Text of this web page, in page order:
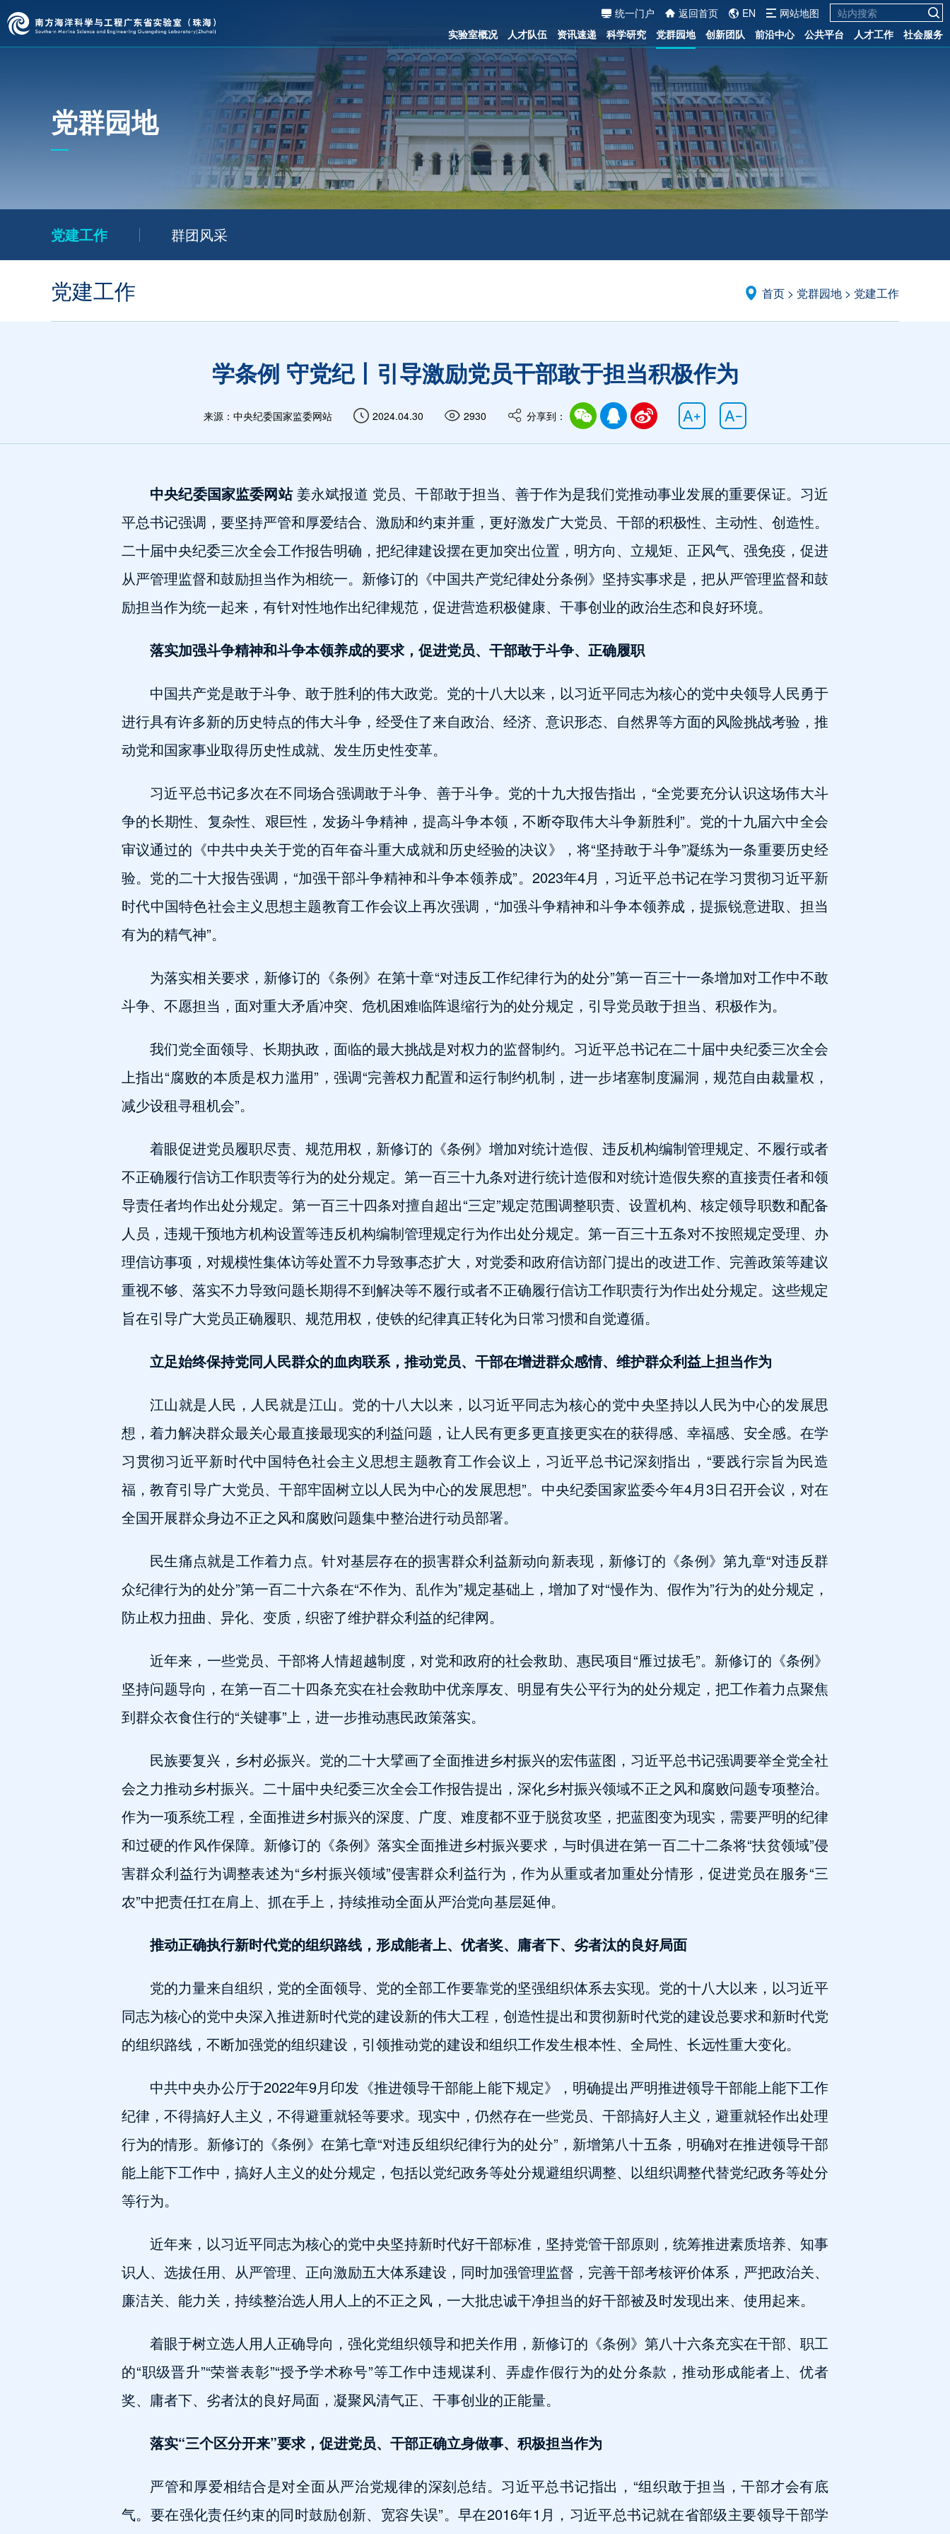
统一门户 返回首页 EN
网站地图
实验室概况
人才队伍 资讯速递 科学研究 党群园地 创新团队 前沿中心 公共平台 人才工作 社会服务
党群园地
党建工作 群团风采
党建工作 首页 > 党群园地 > 党建工作
学条例 守党纪丨引导激励党员干部敢于担当积极作为
来源：中央纪委国家监委网站 2024.04.30 2930 分享到：
中央纪委国家监委网站姜永斌报道 党员、干部敢于担当、善于作为是我们党推动事业发展的重要保证。习近
平总书记强调，要坚持严管和厚爱结合、激励和约束并重，更好激发广大党员、干部的积极性、主动性、创造性。
二十届中央纪委三次全会工作报告明确，把纪律建设摆在更加突出位置，明方向、立规矩、正风气、强免疫，促进
从严管理监督和鼓励担当作为相统一。新修订的《中国共产党纪律处分条例》坚持实事求是，把从严管理监督和鼓
励担当作为统一起来，有针对性地作出纪律规范，促进营造积极健康、干事创业的政治生态和良好环境。
落实加强斗争精神和斗争本领养成的要求，促进党员、干部敢于斗争、正确履职
中国共产党是敢于斗争、敢于胜利的伟大政党。党的十八大以来，以习近平同志为核心的党中央领导人民勇于
进行具有许多新的历史特点的伟大斗争，经受住了来自政治、经济、意识形态、自然界等方面的风险挑战考验，推
动党和国家事业取得历史性成就、发生历史性变革。
习近平总书记多次在不同场合强调敢于斗争、善于斗争。党的十九大报告指出，“全党要充分认识这场伟大斗
争的长期性、复杂性、艰巨性，发扬斗争精神，提高斗争本领，不断夺取伟大斗争新胜利”。党的十九届六中全会
审议通过的《中共中央关于党的百年奋斗重大成就和历史经验的决议》，将“坚持敢于斗争”凝练为一条重要历史经
验。党的二十大报告强调，“加强干部斗争精神和斗争本领养成”。2023年4月，习近平总书记在学习贯彻习近平新
时代中国特色社会主义思想主题教育工作会议上再次强调，“加强斗争精神和斗争本领养成，提振锐意进取、担当
有为的精气神”。
为落实相关要求，新修订的《条例》在第十章“对违反工作纪律行为的处分”第一百三十一条增加对工作中不敢
斗争、不愿担当，面对重大矛盾冲突、危机困难临阵退缩行为的处分规定，引导党员敢于担当、积极作为。
我们党全面领导、长期执政，面临的最大挑战是对权力的监督制约。习近平总书记在二十届中央纪委三次全会
上指出“腐败的本质是权力滥用”，强调“完善权力配置和运行制约机制，进一步堵塞制度漏洞，规范自由裁量权，
减少设租寻租机会”。
着眼促进党员履职尽责、规范用权，新修订的《条例》增加对统计造假、违反机构编制管理规定、不履行或者
不正确履行信访工作职责等行为的处分规定。第一百三十九条对进行统计造假和对统计造假失察的直接责任者和领
导责任者均作出处分规定。第一百三十四条对擅自超出“三定”规定范围调整职责、设置机构、核定领导职数和配备
人员，违规干预地方机构设置等违反机构编制管理规定行为作出处分规定。第一百三十五条对不按照规定受理、办
理信访事项，对规模性集体访等处置不力导致事态扩大，对党委和政府信访部门提出的改进工作、完善政策等建议
重视不够、落实不力导致问题长期得不到解决等不履行或者不正确履行信访工作职责行为作出处分规定。这些规定
旨在引导广大党员正确履职、规范用权，使铁的纪律真正转化为日常习惯和自觉遵循。
立足始终保持党同人民群众的血肉联系，推动党员、干部在增进群众感情、维护群众利益上担当作为
江山就是人民，人民就是江山。党的十八大以来，以习近平同志为核心的党中央坚持以人民为中心的发展思
想，着力解决群众最关心最直接最现实的利益问题，让人民有更多更直接更实在的获得感、幸福感、安全感。在学
习贯彻习近平新时代中国特色社会主义思想主题教育工作会议上，习近平总书记深刻指出，“要践行宗旨为民造
福，教育引导广大党员、干部牢固树立以人民为中心的发展思想”。中央纪委国家监委今年4月3日召开会议，对在
全国开展群众身边不正之风和腐败问题集中整治进行动员部署。
民生痛点就是工作着力点。针对基层存在的损害群众利益新动向新表现，新修订的《条例》第九章“对违反群
众纪律行为的处分”第一百二十六条在“不作为、乱作为”规定基础上，增加了对“慢作为、假作为”行为的处分规定，
防止权力扭曲、异化、变质，织密了维护群众利益的纪律网。
近年来，一些党员、干部将人情超越制度，对党和政府的社会救助、惠民项目“雁过拔毛”。新修订的《条例》
坚持问题导向，在第一百二十四条充实在社会救助中优亲厚友、明显有失公平行为的处分规定，把工作着力点聚焦
到群众衣食住行的“关键事”上，进一步推动惠民政策落实。
民族要复兴，乡村必振兴。党的二十大擘画了全面推进乡村振兴的宏伟蓝图，习近平总书记强调要举全党全社
会之力推动乡村振兴。二十届中央纪委三次全会工作报告提出，深化乡村振兴领域不正之风和腐败问题专项整治。
作为一项系统工程，全面推进乡村振兴的深度、广度、难度都不亚于脱贫攻坚，把蓝图变为现实，需要严明的纪律
和过硬的作风作保障。新修订的《条例》落实全面推进乡村振兴要求，与时俱进在第一百二十二条将“扶贫领域”侵
害群众利益行为调整表述为“乡村振兴领域”侵害群众利益行为，作为从重或者加重处分情形，促进党员在服务“三
农”中把责任扛在肩上、抓在手上，持续推动全面从严治党向基层延伸。
推动正确执行新时代党的组织路线，形成能者上、优者奖、庸者下、劣者汰的良好局面
党的力量来自组织，党的全面领导、党的全部工作要靠党的坚强组织体系去实现。党的十八大以来，以习近平
同志为核心的党中央深入推进新时代党的建设新的伟大工程，创造性提出和贯彻新时代党的建设总要求和新时代党
的组织路线，不断加强党的组织建设，引领推动党的建设和组织工作发生根本性、全局性、长远性重大变化。
中共中央办公厅于2022年9月印发《推进领导干部能上能下规定》，明确提出严明推进领导干部能上能下工作
纪律，不得搞好人主义，不得避重就轻等要求。现实中，仍然存在一些党员、干部搞好人主义，避重就轻作出处理
行为的情形。新修订的《条例》在第七章“对违反组织纪律行为的处分”，新增第八十五条，明确对在推进领导干部
能上能下工作中，搞好人主义的处分规定，包括以党纪政务等处分规避组织调整、以组织调整代替党纪政务等处分
等行为。
近年来，以习近平同志为核心的党中央坚持新时代好干部标准，坚持党管干部原则，统筹推进素质培养、知事
识人、选拔任用、从严管理、正向激励五大体系建设，同时加强管理监督，完善干部考核评价体系，严把政治关、
廉洁关、能力关，持续整治选人用人上的不正之风，一大批忠诚干净担当的好干部被及时发现出来、使用起来。
着眼于树立选人用人正确导向，强化党组织领导和把关作用，新修订的《条例》第八十六条充实在干部、职工
的“职级晋升”“荣誉表彰”“授予学术称号”等工作中违规谋利、弄虚作假行为的处分条款，推动形成能者上、优者
奖、庸者下、劣者汰的良好局面，凝聚风清气正、干事创业的正能量。
落实“三个区分开来”要求，促进党员、干部正确立身做事、积极担当作为
严管和厚爱相结合是对全面从严治党规律的深刻总结。习近平总书记指出，“组织敢于担当，干部才会有底
气。要在强化责任约束的同时鼓励创新、宽容失误”。早在2016年1月，习近平总书记就在省部级主要领导干部学